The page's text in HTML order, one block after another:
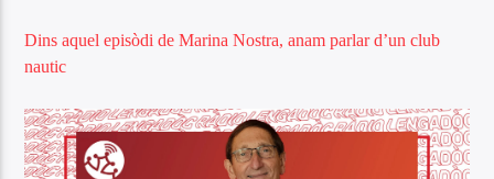
Dins aquel episòdi de Marina Nostra, anam parlar d’un club
nautic